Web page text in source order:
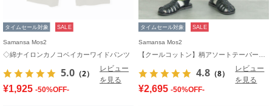
タイムセール対象 SALE
Samansa Mos2
◇綿ナイロンカノコベイカーワイドパンツ
5.0 （2）
レビュー
を見る
¥1,925 -50%OFF-
タイムセール対象 SALE
Samansa Mos2
4.8 （8）
レビュー
を見る
¥2,695 -50%OFF-